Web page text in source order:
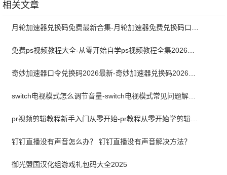
相关文章
switch电视模式怎么调节音量-switch电视模式常见问题解决方案
pr视频剪辑教程新手入门从零开始-pr教程从零开始学剪辑全集免费
钉钉直播没有声音怎么办？ 钉钉直播没有声音解决方法？
御光盟国汉化组游戏礼包码大全2025